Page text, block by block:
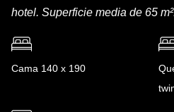
hotel. Superficie media de 65
Cama 140 x 190